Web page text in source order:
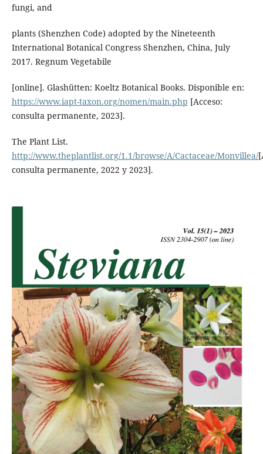
fungi, and
plants (Shenzhen Code) adopted by the Nineteenth
International Botanical Congress Shenzhen, China, July
2017. Regnum Vegetabile
[online]. Glashütten: Koeltz Botanical Books. Disponible en:
https://www.iapt-taxon.org/nomen/main.php [Acceso:
consulta permanente, 2023].
The Plant List.
http://www.theplantlist.org/1.1/browse/A/Cactaceae/Monvillea/
consulta permanente, 2022 y 2023].